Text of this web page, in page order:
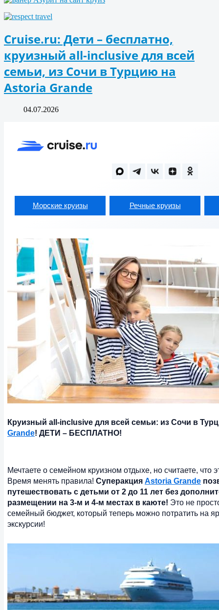
Cruise.ru: Дети – бесплатно,
круизный all-inclusive для всей
семьи, из Сочи в Турцию на
Astoria Grande
04.07.2026
Морские круизы Речные круизы
Круизный all-inclusive для всей семьи: из Сочи в
Grande! ДЕТИ – БЕСПЛАТНО!
Мечтаете о семейном круизном отдыхе, но считаете, что
Время менять правила! Суперакция Astoria Grande
путешествовать с детьми от 2 до 11 лет без
размещении на 3-м и 4-м местах в каюте! Это не
семейный бюджет, который теперь можно потратить на
экскурсии!